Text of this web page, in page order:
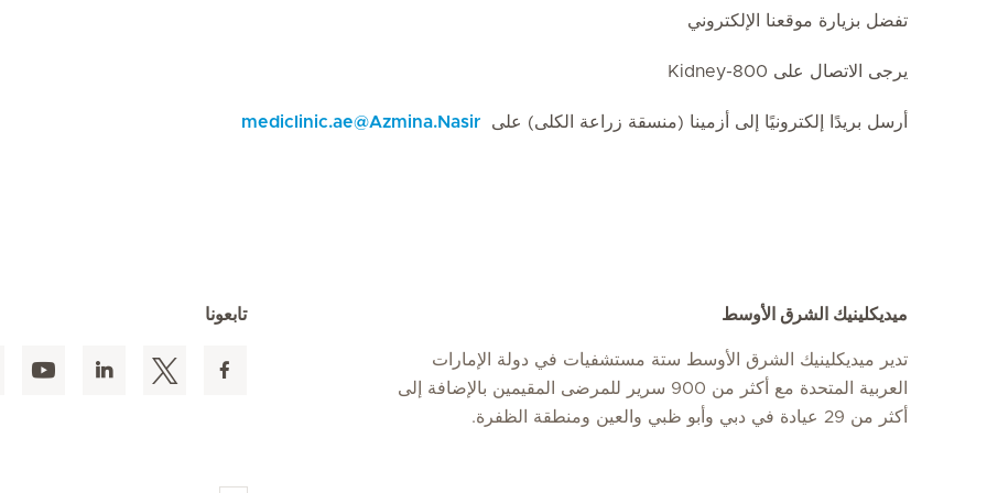
تفضل بزيارة موقعنا الإلكتروني
يرجى الاتصال على 800-Kidney
أرسل بريدًا إلكترونيًا إلى أزمينا (منسقة زراعة الكلى) على Azmina.Nasir
@
mediclinic.ae
ميديكلينيك الشرق الأوسط
تدير ميديكلينيك الشرق الأوسط ستة مستشفيات في دولة الإمارات
العربية المتحدة مع أكثر من 900 سرير للمرضى المقيمين بالإضافة إلى
أكثر من 29 عيادة في دبي وأبو ظبي والعين ومنطقة الظفرة.
تابعونا